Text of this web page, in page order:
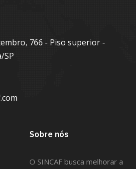
766 - Piso superior -
SP
Sobre nós
O SINCAF busca melhorar a